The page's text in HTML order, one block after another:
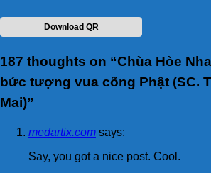
Download QR
187 thoughts on “Chùa Hòe
bức tượng vua cõng Phật (SC.
Mai)”
medartix.com says:
Say, you got a nice post. Cool.